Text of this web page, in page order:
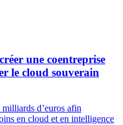
une coentreprise
le cloud souverain
d’euros afin
en cloud et en intelligence